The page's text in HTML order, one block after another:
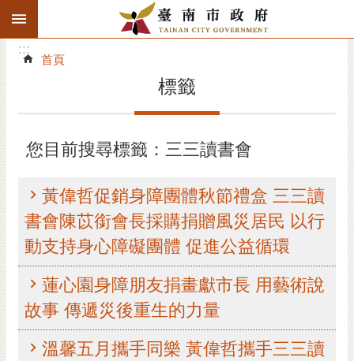
跳到主要內容區塊
搜
階
精彩府城
市府團隊
主題服務
市政資訊
市民互動
:::
:::
首頁
標籤
您目前搜尋標籤：三三讀書會
黃偉哲促銷身障團體秋節禮盒 三三讀
書會陳苡銜會長採購捐贈風災居民 以行
動支持身心障礙團體 促進公益循環
蓮心園身障朋友捐畫獻市長 用藝術說
故事 傳遞災後重生的力量
溫馨五月攜手同樂 黃偉哲攜手三三讀